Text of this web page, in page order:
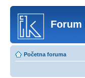
Forum
Početna foruma